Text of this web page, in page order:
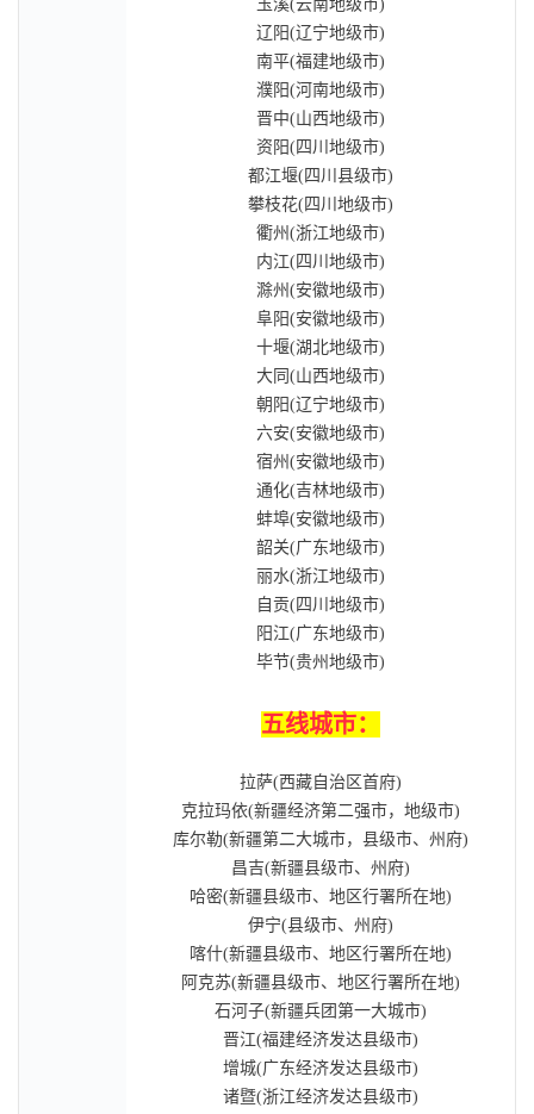
玉溪(云南地级市)
辽阳(辽宁地级市)
南平(福建地级市)
濮阳(河南地级市)
晋中(山西地级市)
资阳(四川地级市)
都江堰(四川县级市)
攀枝花(四川地级市)
衢州(浙江地级市)
内江(四川地级市)
滁州(安徽地级市)
阜阳(安徽地级市)
十堰(湖北地级市)
大同(山西地级市)
朝阳(辽宁地级市)
六安(安徽地级市)
宿州(安徽地级市)
通化(吉林地级市)
蚌埠(安徽地级市)
韶关(广东地级市)
丽水(浙江地级市)
自贡(四川地级市)
阳江(广东地级市)
毕节(贵州地级市)
五线城市：
拉萨(西藏自治区首府)
克拉玛依(新疆经济第二强市，地级市)
库尔勒(新疆第二大城市，县级市、州府)
昌吉(新疆县级市、州府)
哈密(新疆县级市、地区行署所在地)
伊宁(县级市、州府)
喀什(新疆县级市、地区行署所在地)
阿克苏(新疆县级市、地区行署所在地)
石河子(新疆兵团第一大城市)
晋江(福建经济发达县级市)
增城(广东经济发达县级市)
诸暨(浙江经济发达县级市)